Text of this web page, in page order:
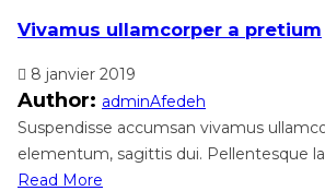
Vivamus ullamcorper a pretium
8 janvier 2019
Author: adminAfedeh
Suspendisse accumsan vivamus
elementum, sagittis dui. Pellentesque
Read More